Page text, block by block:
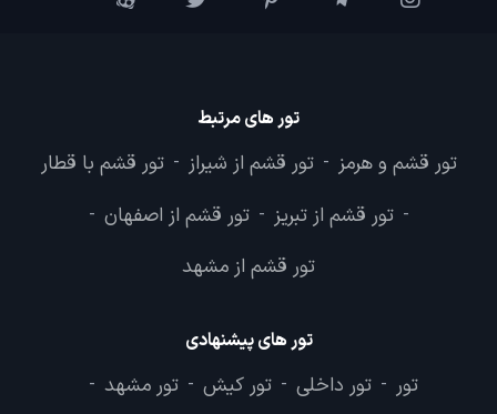
تور های مرتبط
تور قشم و هرمز - تور قشم از شیراز - تور قشم با قطار
- تور قشم از تبریز - تور قشم از اصفهان -
تور قشم از مشهد
تور های پیشنهادی
تور - تور داخلی - تور کیش - تور مشهد -